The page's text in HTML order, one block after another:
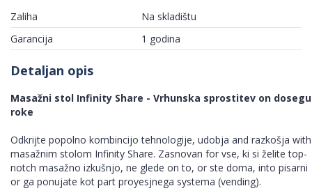
Zaliha
Na skladištu
Garancija
1 godina
Detaljan opis
Masažni stol Infinity Share - Vrhunska sprostitev on dosegu
roke
Odkrijte popolno kombincijo tehnologije, udobja and razkošja with
masažnim stolom Infinity Share. Zasnovan for vse, ki si želite top-
notch masažno izkušnjo, ne glede on to, or ste doma, into pisarni
or ga ponujate kot part proyesjnega systema (vending).